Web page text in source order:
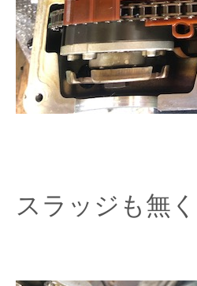
スラッジも無